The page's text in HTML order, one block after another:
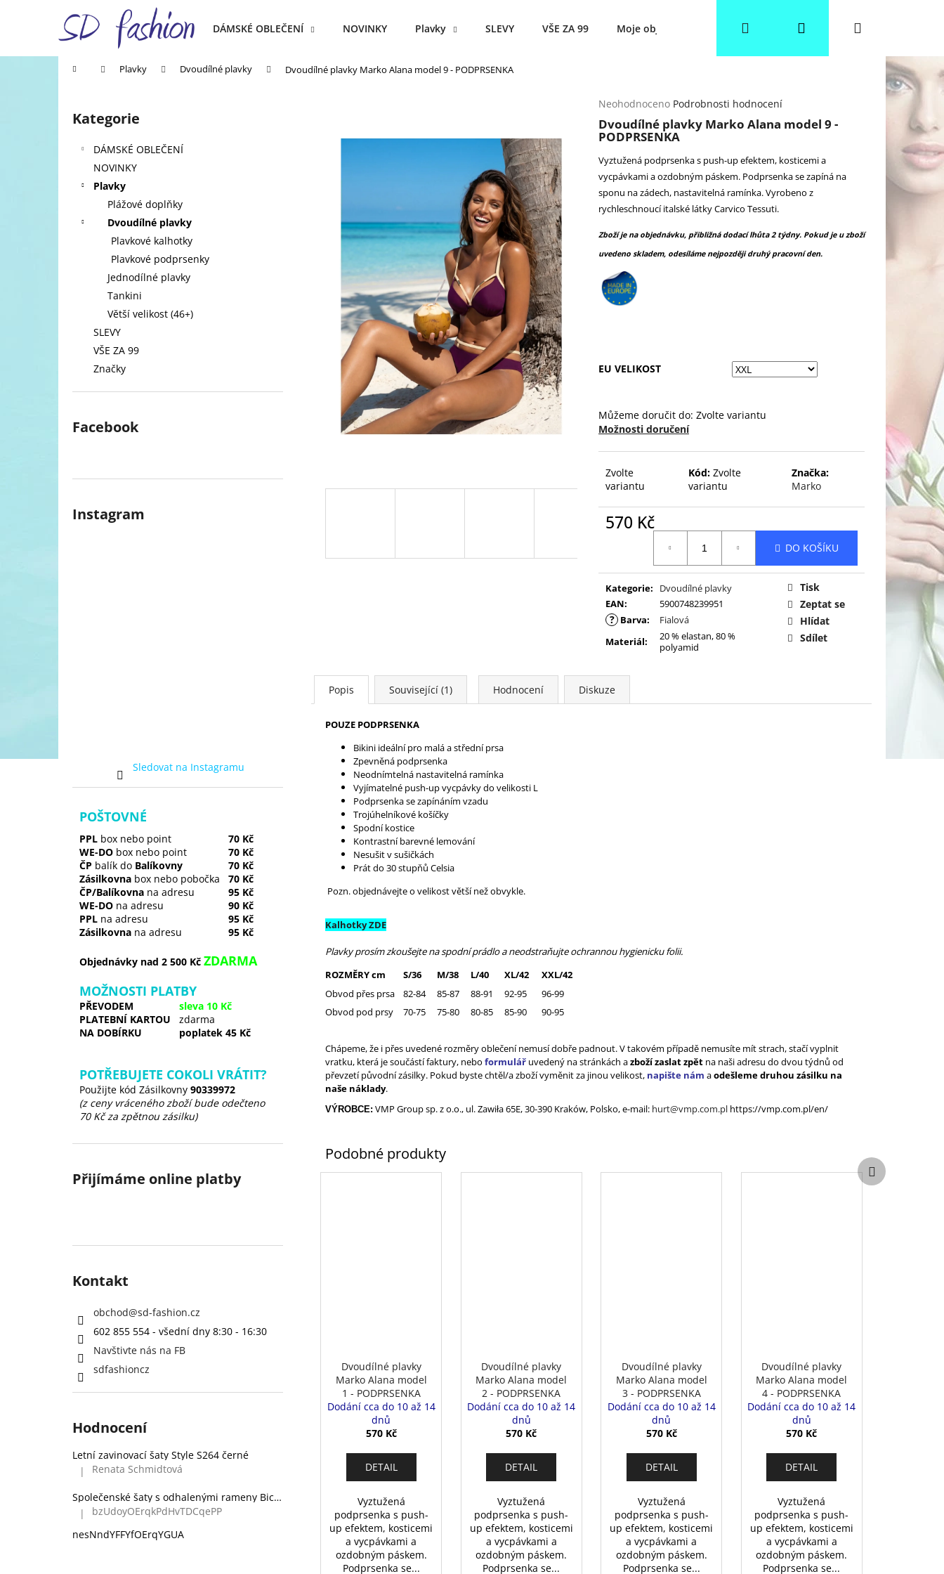
DÁMSKÉ OBLEČENÍ NOVINKY Plavky SLEVY VŠE ZA 99 Moje objednávka Věrnostní slevy Obchodní podmínky
Přihlášení
košík
Domů Plavky Dvoudílné plavky Dvoudílné plavky Marko Alana model 9 - PODPRSENKA
Přeskočit
kategorie
Kategorie
DÁMSKÉ OBLEČENÍ
NOVINKY
Plavky
Plážové doplňky
Dvoudílné plavky
Plavkové kalhotky
Plavkové podprsenky
Jednodílné plavky
Tankini
Větší velikost (46+)
SLEVY
VŠE ZA 99
Značky
Facebook
Instagram
Sledovat na Instagramu
POŠTOVNÉ
PPL box nebo point
70 Kč
WE-DO box nebo point
70 Kč
ČP balík do Balíkovny
70 Kč
Zásilkovna box nebo pobočka
70 Kč
ČP/Balíkovna na adresu
95 Kč
WE-DO na adresu
90 Kč
PPL na adresu
95 Kč
Zásilkovna na adresu 95 Kč
Objednávky nad 2 500 Kč ZDARMA
MOŽNOSTI PLATBY
PŘEVODEM
sleva 10 Kč
PLATEBNÍ KARTOU
zdarma
NA DOBÍRKU
poplatek 45 Kč
POTŘEBUJETE COKOLI VRÁTIT?
Použijte kód Zásilkovny 90339972
(z ceny vráceného zboží bude odečteno
70 Kč za zpětnou zásilku)
Přijímáme online platby
Kontakt
obchod@sd-fashion.cz
602 855 554 - všední dny 8:30 - 16:30
Navštivte nás na FB
sdfashioncz
Hodnocení
Letní zavinovací šaty Style S264 černé
Hodnocení produktu je 5 z 5 hvězdiček.
| Renata Schmidtová
Společenské šaty s odhalenými rameny Bicotone 336 zelené
Hodnocení produktu je 5 z 5 hvězdiček.
|
bzUdoyOErqkPdHvTDCqePP
nesNndYFFYfOErqYGUA
Průměrné
hodnocení
produktu
je
0,0
5
hvězdiček.
Neohodnoceno Podrobnosti hodnocení
Dvoudílné plavky Marko Alana model 9 -
PODPRSENKA
Vyztužená podprsenka s push-up efektem, kosticemi a
vycpávkami a ozdobným páskem. Podprsenka se zapíná na
sponu na zádech, nastavitelná ramínka. Vyrobeno z
rychleschnoucí italské látky Carvico Tessuti.
Zboží je na objednávku, přibližná dodací lhůta 2 týdny. Pokud je u zboží
uvedeno skladem, odesíláme nejpozději druhý pracovní den.
EU VELIKOST
Můžeme doručit do: Zvolte variantu
Možnosti doručení
Zvolte
variantu
Kód: Zvolte
variantu
Značka:
Marko
570 Kč
DO KOŠÍKU
Kategorie:
Dvoudílné plavky
EAN: 5900748239951
? Barva:
Fialová
Materiál:
20 % elastan, 80 %
polyamid
Tisk
Zeptat se
Hlídat
Sdílet
Popis Související (1) Hodnocení Diskuze
POUZE PODPRSENKA
Bikini ideální pro malá a střední prsa
Zpevněná podprsenka
Neodnímtelná nastavitelná ramínka
Vyjímatelné push-up vycpávky do velikosti L
Podprsenka se zapínáním vzadu
Trojúhelníkové košíčky
Spodní kostice
Kontrastní barevné lemování
Nesušit v sušičkách
Prát do 30 stupňů Celsia
Pozn. objednávejte o velikost větší než obvykle.
Kalhotky ZDE
Plavky prosím zkoušejte na spodní prádlo a neodstraňujte ochrannou hygienicku folii.
ROZMĚRY cm
S/36 M/38 L/40 XL/42
XXL/42
Obvod přes prsa
82-84 85-87 88-91 92-95
96-99
Obvod pod prsy
70-75 75-80 80-85 85-90 90-95
Chápeme, že i přes uvedené rozměry oblečení nemusí dobře padnout. V takovém případě nemusíte mít strach, stačí vyplnit
vratku, která je součástí faktury, nebo formulář uvedený na stránkách azboží zaslat zpět na naši adresu do dvou týdnů od
převzetí původní zásilky. Pokud byste chtěl/a zboží vyměnit za jinou velikost, napište nám aodešleme druhou zásilku na
naše náklady.
VÝROBCE: VMP Group sp. z o.o., ul. Zawiła 65E, 30-390 Kraków, Polsko, e-mail: hurt@vmp.com.pl https://vmp.com.pl/en/
Dvoudílné plavky
Marko Alana model
1 - PODPRSENKA
Dodání cca do 10 až 14
dnů
570 Kč
DETAIL
Vyztužená
podprsenka s push-
up efektem, kosticemi
a vycpávkami a
ozdobným páskem.
Podprsenka se...
Dvoudílné plavky
Marko Alana model
2 - PODPRSENKA
Dodání cca do 10 až 14
dnů
570 Kč
DETAIL
Vyztužená
podprsenka s push-
up efektem, kosticemi
a vycpávkami a
ozdobným páskem.
Podprsenka se...
Dvoudílné plavky
Marko Alana model
3 - PODPRSENKA
Dodání cca do 10 až 14
dnů
570 Kč
DETAIL
Vyztužená
podprsenka s push-
up efektem, kosticemi
a vycpávkami a
ozdobným páskem.
Podprsenka se...
Dvoudílné plavky
Marko Alana model
4 - PODPRSENKA
Dodání cca do 10 až 14
dnů
570 Kč
DETAIL
Vyztužená
podprsenka s push-
up efektem, kosticemi
a vycpávkami a
ozdobným páskem.
Podprsenka se...
Další
produkt
í
Zpět
do
Zpět
do
Co potřebujete najít?
Doporučujeme